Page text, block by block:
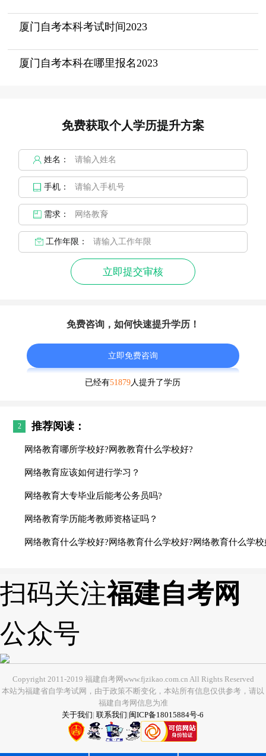
厦门自考本科考试时间2023
厦门自考本科在哪里报名2023
免费获取个人学历提升方案
姓名：
手机：
需求：
工作年限：
立即提交审核
免费咨询，如何快速提升学历！
立即免费咨询
已经有51879人提升了学历
2 推荐阅读：
网络教育哪所学校好?网教教育什么学校好?
网络教育应该如何进行学习？
网络教育大专毕业后能考公务员吗?
网络教育学历能考教师资格证吗？
网络教育什么学校好?网络教育什么学校好?网络教育什么学
扫码关注福建自考网
公众号
Copyright 2011-2019 福建自考网www.fjzikao.com.cn All Rights Reserved
本站为福建省自学考试网，由于政策不断变化，本站所有信息仅供参考，请以
福建自考网信息为准
关于我们| 联系我们|闽ICP备18015884号-6